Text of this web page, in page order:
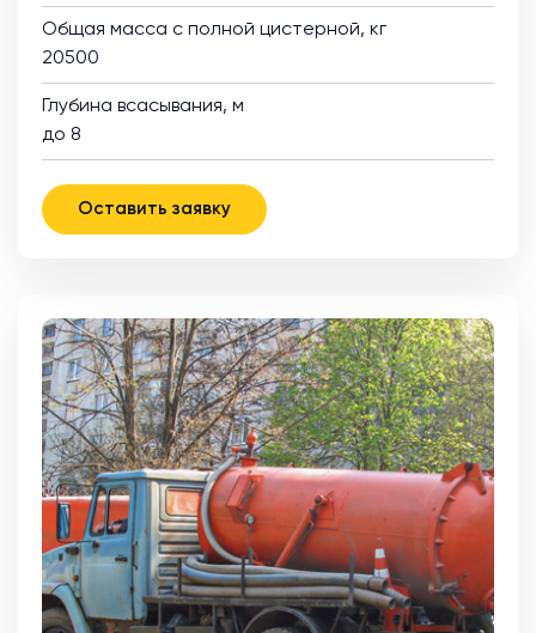
Общая масса с полной цистерной, кг
20500
Глубина всасывания, м
до 8
Оставить заявку